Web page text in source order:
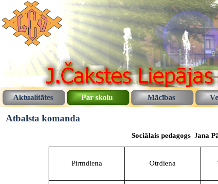
Aktualitātes Par skolu Mācības
Atbalsta komanda
Sociālais pedagogs Jana
Pirmdiena Otrdiena